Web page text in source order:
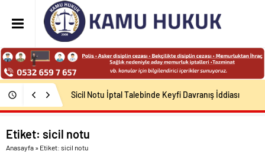
Sicil Notu İptal Talebinde Keyfi Davranış İddiası
Etiket: sicil notu
Anasayfa » Etiket: sicil notu